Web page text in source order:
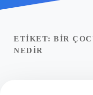
Yasal Uyarı
ETIKET: BIR
NEDIR